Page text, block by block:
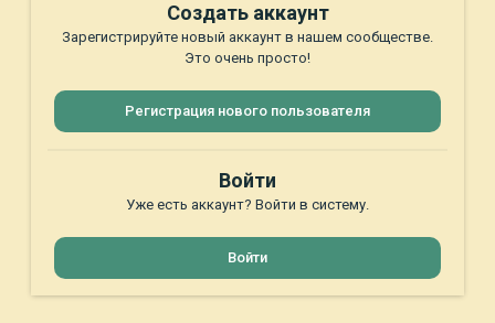
Создать аккаунт
Зарегистрируйте новый аккаунт в нашем сообществе.
Это очень просто!
Регистрация нового пользователя
Войти
Уже есть аккаунт? Войти в систему.
Войти